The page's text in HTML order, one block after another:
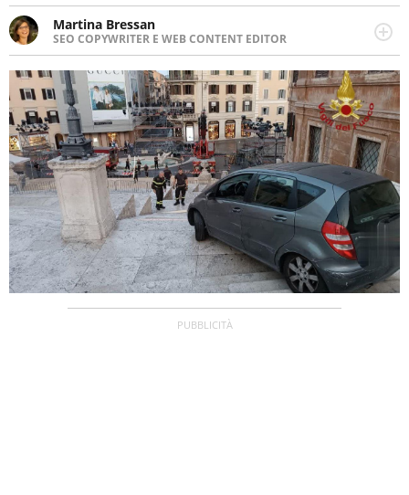
Martina Bressan
SEO COPYWRITER E WEB CONTENT EDITOR
Appassionata di viaggi, di trail running e di yoga, ama
scoprire nuovi posti e nuove culture. Curiosa,
determinata e intraprendente adora leggere ma
soprattutto scrivere.